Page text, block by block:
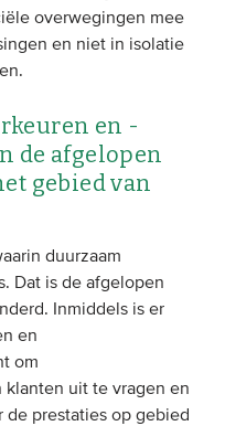
overwegingen mee
en niet in isolatie
en -
de afgelopen
gebied van
duurzaam
Dat is de afgelopen
Inmiddels is er
en
om
klanten uit te vragen en
de prestaties op gebied